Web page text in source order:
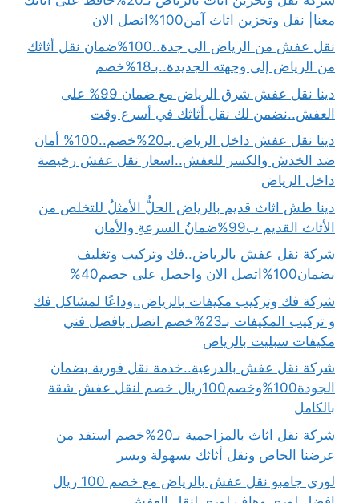
معنا| نقل وتخزين اثاث آمن100%اتصل الان
نقل عفش من الرياض الى جدة..100%ضمان نقل أثاثك
من الرياض إلى وجهته الجديدة..بـ18%خصم
دينا نقل عفش شرق الرياض مع ضمان 99% على
العفش..نضمن لك نقل أثاثك في أسرع وقت
دينا نقل عفش داخل الرياض بـ20%خصم..100% أمان
ضد الخدش والكسر للعفش..اسعار نقل عفش رخيصة
داخل الرياض
دينا طش اثاث قديم بالرياض الحلُّ الأمثلُ للتخلص من
الأثاث القديم ب99%ضمانُ السرعةِ والأمان
شركة نقل عفش بالرياض..فك وتركيب وتغليف
بضمان100%اتصل الان واحصل على خصم40%
شركة فك وتركيب مكيفات بالرياض..وداعًا لمشاكل فك
و تركيب المكيفات بـ23%خصم اتصل بافضل فني
مكيفات سبليت بالرياض
شركة نقل عفش بالدرعية..خدمة نقل فورية بضمان
الجودة100%وخصم100ريال خصم لنقل عفش شقة
بالكامل
شركة نقل اثاث بالمزاحمية بـ20%خصم استفد من
عرضنا الخاص ونقل أثاثك بسهولة ويسر
لوري جامبو نقل عفش بالرياض مع خصم 100 ريال